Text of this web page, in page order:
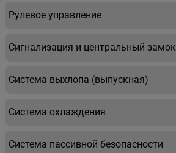
Рулевое управление
Сигнализация и центральный замок
Система выхлопа (выпускная)
Система охлаждения
Система пассивной безопасности